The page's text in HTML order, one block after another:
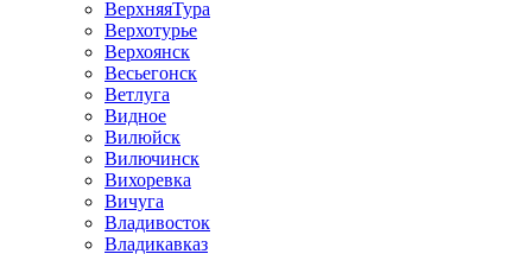
ВерхняяТура
Верхотурье
Верхоянск
Весьегонск
Ветлуга
Видное
Вилюйск
Вилючинск
Вихоревка
Вичуга
Владивосток
Владикавказ